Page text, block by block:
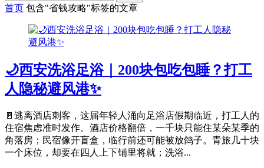
首页 包含"省钱攻略"标签的文章
🌙西安洗浴足浴｜200块包吃包睡？打工
人隐秘避风港✨
🚪逃离酒店刺客，这届年轻人涌向足浴店假期临近，打工人的
住宿焦虑准时发作。酒店价格翻倍，一千块只能住某朵某季的
角落房；民宿像开盲盒，临行前还可能被放鸽子。青旅几十块
一个床位，却要在四人上下铺里将就；洗浴...